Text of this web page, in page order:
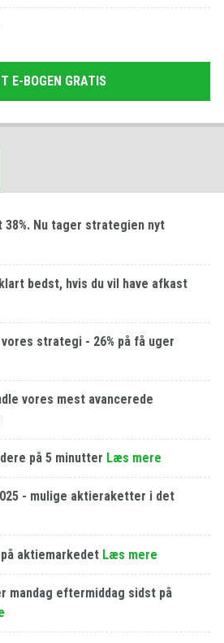
E-BOGEN GRATIS
38%. Nu tager strategien nyt
bedst, hvis du vil have afkast
strategi - 26% på få uger
vores mest avancerede
på 5 minutter Læs mere
- mulige aktieraketter i det
aktiemarkedet Læs mere
mandag eftermiddag sidst på